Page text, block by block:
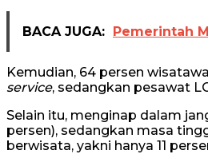
BACA JUGA: Pemerintah
Kemudian, 64 persen
service, sedangkan pesawat
Selain itu, menginap dalam
persen), sedangkan masa
berwisata, yakni hanya 11